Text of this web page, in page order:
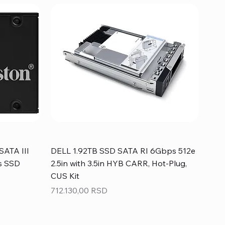
III
SSD
DELL 1.92TB SSD SATA RI 6Gbps 512e
2.5in with 3.5in HYB CARR, Hot-Plug,
CUS Kit
Price
712.130,00 RSD